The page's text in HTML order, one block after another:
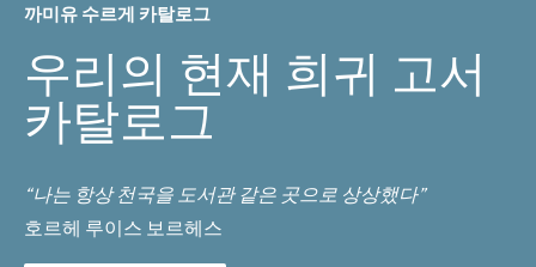
까미유 수르게 카탈로그
우리의 현재 희귀 고서
카탈로그
“나는 항상 천국을 도서관 같은 곳으로 상상했다”
호르헤 루이스 보르헤스